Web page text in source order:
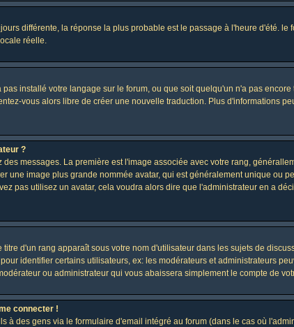
différente, la réponse la plus probable est le passage à l'heure d'été.
réelle.
installé votre langage sur le forum, ou que soit quelqu'un n'a pas
vous alors libre de créer une nouvelle traduction. Plus d'informations
?
des messages. La première est l'image associée avec votre rang,
une image plus grande nommée avatar, qui est généralement unique ou
pas utilisez un avatar, cela voudra alors dire que l'administrateur en a
d'un rang apparaît sous votre nom d'utilisateur dans les sujets de
identifier certains utilisateurs, ex: les modérateurs et administrateurs
ou administrateur qui vous abaissera simplement le compte de
connecter !
à des gens via le formulaire d'email intégré au forum (dans le cas où